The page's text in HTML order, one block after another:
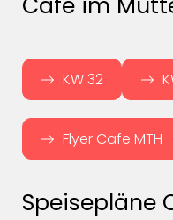
KW 32
Flyer Cafe MTH
Speisepläne